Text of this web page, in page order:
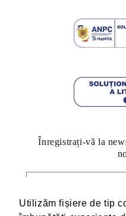
Utilizăm fișiere de tip
Utilizăm fișiere de tip
Înregistrați-vă la